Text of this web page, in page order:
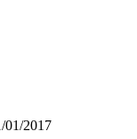
01/2017